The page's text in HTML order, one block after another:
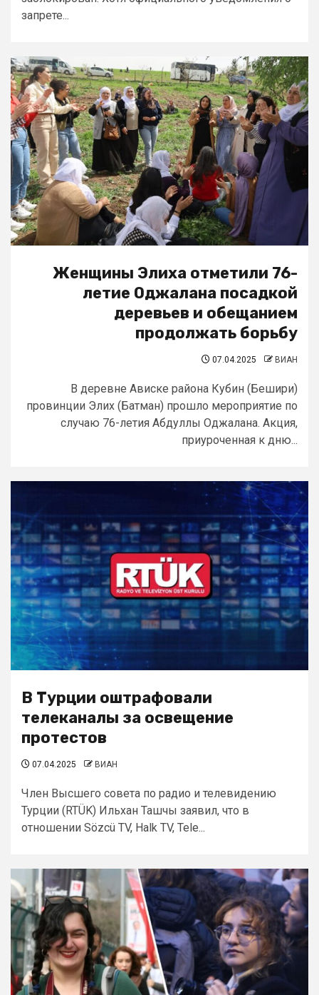
запрете...
Женщины Элиха отметили 76-
летие Оджалана посадкой
деревьев и обещанием
продолжать борьбу
07.04.2025 ВИАН
В деревне Ависке района Кубин (Бешири)
провинции Элих (Батман) прошло мероприятие по
случаю 76-летия Абдуллы Оджалана. Акция,
приуроченная к дню...
В Турции оштрафовали
телеканалы за освещение
протестов
07.04.2025 ВИАН
Член Высшего совета по радио и телевидению
Турции (RTÜK) Ильхан Ташчы заявил, что в
отношении Sözcü TV, Halk TV, Tele...